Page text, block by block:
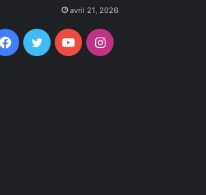
avril 21, 2026
Facebook
TwitterYouTubeInstagram